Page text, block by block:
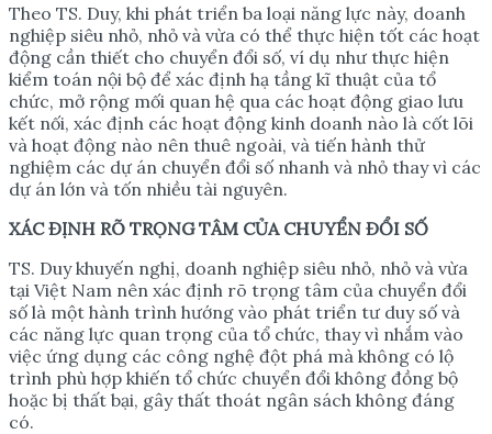
Theo TS. Duy, khi phát triển ba loại năng lực này, doanh
nghiệp siêu nhỏ, nhỏ và vừa có thể thực hiện tốt các hoạt
động cần thiết cho chuyển đổi số, ví dụ như thực hiện
kiểm toán nội bộ để xác định hạ tầng kĩ thuật của tổ
chức, mở rộng mối quan hệ qua các hoạt động giao lưu
kết nối, xác định các hoạt động kinh doanh nào là cốt lõi
và hoạt động nào nên thuê ngoài, và tiến hành thử
nghiệm các dự án chuyển đổi số nhanh và nhỏ thay vì các
dự án lớn và tốn nhiều tài nguyên.
XÁC ĐỊNH RÕ TRỌNG TÂM CỦA CHUYỂN ĐỔI SỐ
TS. Duy khuyến nghị, doanh nghiệp siêu nhỏ, nhỏ và vừa
tại Việt Nam nên xác định rõ trọng tâm của chuyển đổi
số là một hành trình hướng vào phát triển tư duy số và
các năng lực quan trọng của tổ chức, thay vì nhắm vào
việc ứng dụng các công nghệ đột phá mà không có lộ
trình phù hợp khiến tổ chức chuyển đổi không đồng bộ
hoặc bị thất bại, gây thất thoát ngân sách không đáng
có.